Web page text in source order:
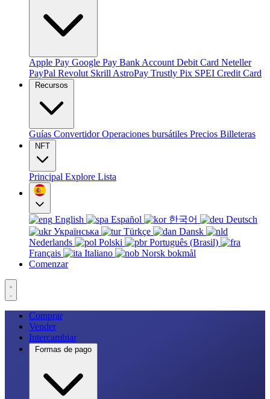
Apple Pay Google Pay Bank Account Debit Card Neteller
PayPal Revolut Skrill AstroPay Trustly Pix SPEI Credit Card
Recursos
Guías ConvertidorOperaciones bursátiles Precios Billeteras
NFT
Principal Explore Lista
English Español 한국어
Deutsch
Українська
Türkçe
Dansk
Nederlands
Polski
Português (Brasil)
Français
Italiano
Norsk bokmål
Comenzar
Comprar
Vender
Intercambiar
Formas de pago